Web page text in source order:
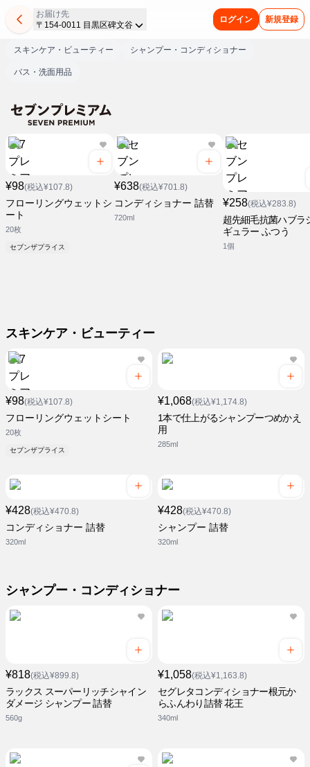
お届け先
〒154-0011 目黒区碑文谷
ログイン 新規登録
スキンケア・ビューティー シャンプー・コンディショナー
バス・洗面用品
¥98(税込¥107.8)
フローリングウェットシ
ート
20枚
セブンザプライス
¥638(税込¥701.8)
コンディショナー 詰替
720ml
¥258(税込¥283.8)
超先細毛抗菌ハブラ
ギュラー ふつう
1個
スキンケア・ビューティー
¥98(税込¥107.8)
フローリングウェットシート
20枚
セブンザプライス
¥1,068(税込¥1,174.8)
1本で仕上がるシャンプーつめかえ
用
285ml
¥428(税込¥470.8)
コンディショナー 詰替
320ml
¥428(税込¥470.8)
シャンプー 詰替
320ml
シャンプー・コンディショナー
¥818(税込¥899.8)
ラックス スーパーリッチシャイン
ダメージ シャンプー 詰替
560g
¥1,058(税込¥1,163.8)
セグレタコンディショナー根元か
らふんわり詰替 花王
340ml